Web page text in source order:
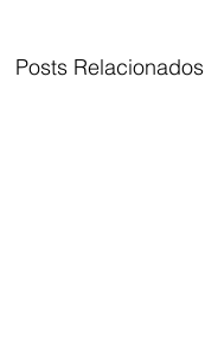
Posts Relacionados